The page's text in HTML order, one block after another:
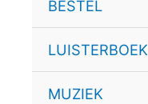
BESTEL
LUISTERBOEK
MUZIEK